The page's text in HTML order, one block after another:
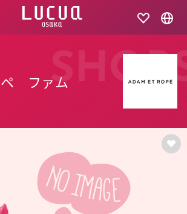
ペ ファム